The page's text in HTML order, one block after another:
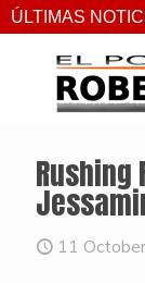
ÚLTIMASde fecha
11